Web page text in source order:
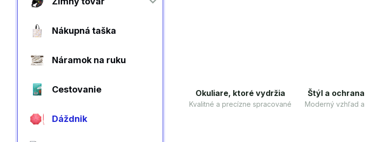
Nákupná taška
Náramok na ruku
Cestovanie
Dáždnik
Okuliare, ktoré vydržia
Kvalitné a precízne spracované
Štýl a
Moderný vzhľad a